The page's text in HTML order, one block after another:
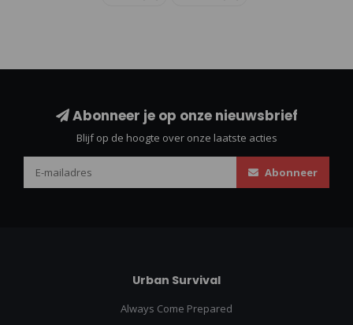
Abonneer je op onze nieuwsbrief
Blijf op de hoogte over onze laatste acties
Abonneer
Urban Survival
Always Come Prepared